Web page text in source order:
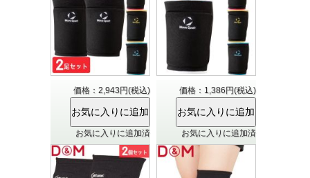
価格：2,943円(税込)
お気に入りに追加済
価格：1,386円(税込)
お気に入りに追加済